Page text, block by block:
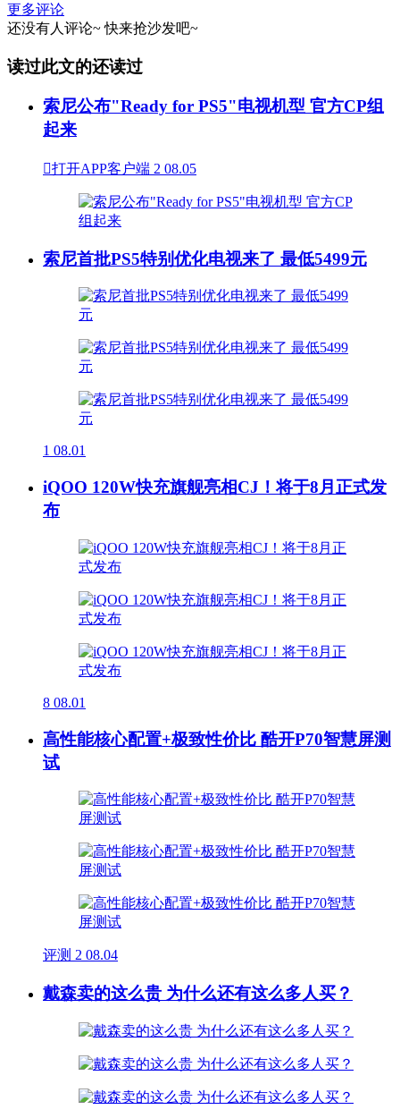
更多评论
还没有人评论~ 快来抢沙发吧~
读过此文的还读过
索尼公布"Ready for PS5"电视机型 官方CP组
起来
打开APP客户端 2 08.05
索尼首批PS5特别优化电视来了 最低5499元
1 08.01
iQOO 120W快充旗舰亮相CJ！将于8月正式发
布
8 08.01
高性能核心配置+极致性价比 酷开P70智慧屏测
试
评测 2 08.04
戴森卖的这么贵 为什么还有这么多人买？